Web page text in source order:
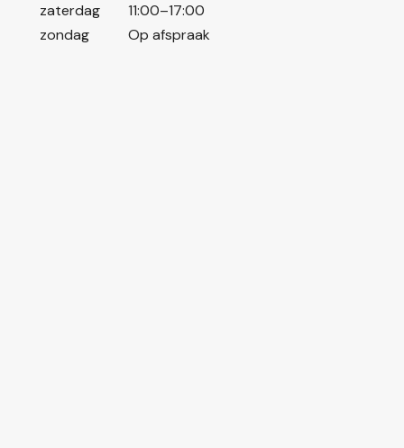
zaterdag
11:00–17:00
zondag
Op afspraak